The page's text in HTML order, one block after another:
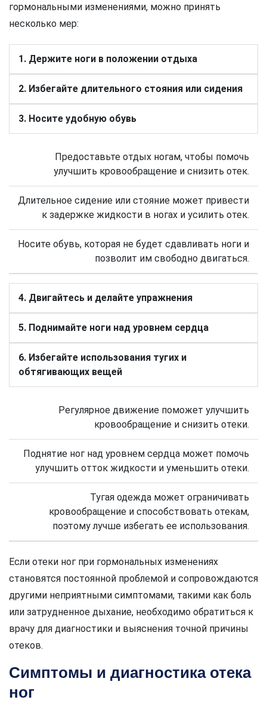
гормональными изменениями, можно принять
несколько мер:
1. Держите ноги в положении отдыха
2. Избегайте длительного стояния или сидения
3. Носите удобную обувь
Предоставьте отдых ногам, чтобы помочь
улучшить кровообращение и снизить отек.
Длительное сидение или стояние может привести
к задержке жидкости в ногах и усилить отек.
Носите обувь, которая не будет сдавливать ноги и
позволит им свободно двигаться.
4. Двигайтесь и делайте упражнения
5. Поднимайте ноги над уровнем сердца
6. Избегайте использования тугих и
обтягивающих вещей
Регулярное движение поможет улучшить
кровообращение и снизить отеки.
Поднятие ног над уровнем сердца может помочь
улучшить отток жидкости и уменьшить отеки.
Тугая одежда может ограничивать
кровообращение и способствовать отекам,
поэтому лучше избегать ее использования.
Если отеки ног при гормональных изменениях
становятся постоянной проблемой и сопровождаются
другими неприятными симптомами, такими как боль
или затрудненное дыхание, необходимо обратиться к
врачу для диагностики и выяснения точной причины
отеков.
Симптомы и диагностика отека
ног